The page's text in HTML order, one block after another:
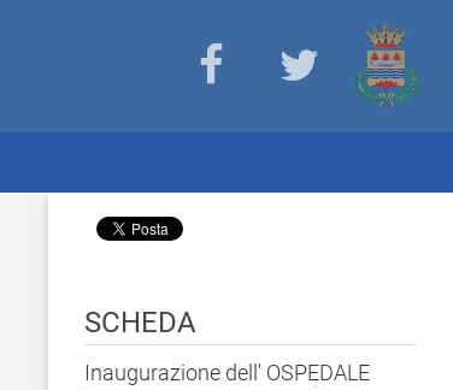
SCHEDA
Inaugurazione dell' OSPEDALE